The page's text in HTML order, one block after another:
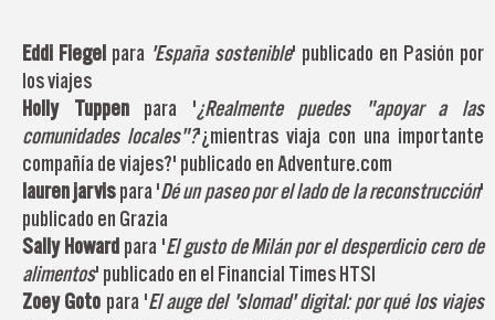
Eddi Fiegel para 'España sostenible' publicado en Pasión por
los viajes
Holly Tuppenpara '¿Realmente puedes "apoyar a las
comunidades locales"?'¿mientras viaja con una importante
compañía de viajes?' publicado en Adventure.com
lauren jarvispara 'Dé un paseo por el lado de la reconstrucción'
publicado en Grazia
Sally Howardpara 'El gusto de Milán por el desperdicio cero de
alimentos' publicado en el Financial Times HTSI
Zoey Goto para 'El auge del 'slomad' digital: por qué los viajes